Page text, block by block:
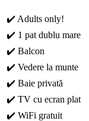
✔️ Adults only!
✔️ 1 pat dublu mare
✔️ Balcon
✔️ Vedere la munte
✔️ Baie privată
✔️ TV cu ecran plat
✔️ WiFi gratuit